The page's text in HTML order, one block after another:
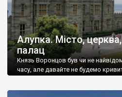
Алупка. Місто,
палац
Князь Воронцов був чи не
часу, але давайте не будемо